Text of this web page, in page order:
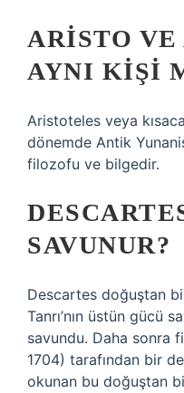
ARISTO
AYNI KIŞI
Aristoteles veya
dönemde Antik
filozofu ve bilgedir.
SAVUNUR?
Descartes doğuştan
Tanrı’nın üstün gücü
savundu. Daha sonra
1704) tarafından bir
okunan bu doğuştan